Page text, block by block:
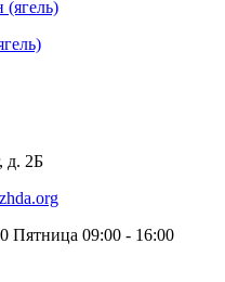
д. 2Б
Пятница 09:00 - 16:00